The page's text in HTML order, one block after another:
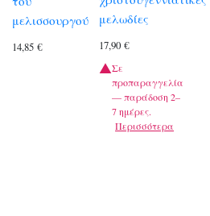
μελισσουργού
14,85 €
μελωδίες
17,90€
Σε
προπαραγγελία
— παράδοση 2–
7 ημέρες.
Περισσότερα